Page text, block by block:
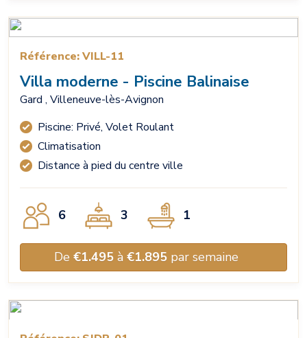
Référence: VILL-11
Villa moderne - Piscine Balinaise
Gard , Villeneuve-lès-Avignon
Piscine: Privé, Volet Roulant
Climatisation
Distance à pied du centre ville
6 3 1
De €1.495 à €1.895 par semaine